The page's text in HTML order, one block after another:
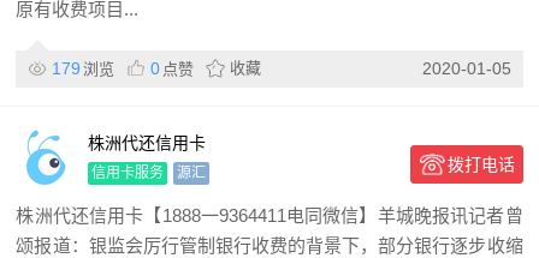
原有收费项目...
179 浏览 0 点赞 收藏 2020-01-05
株洲代还信用卡
信用卡服务 源汇 拨打电话
株洲代还信用卡【1888一9364411电同微信】羊城晚报讯记者曾
颂报道：银监会厉行管制银行收费的背景下，部分银行逐步收缩